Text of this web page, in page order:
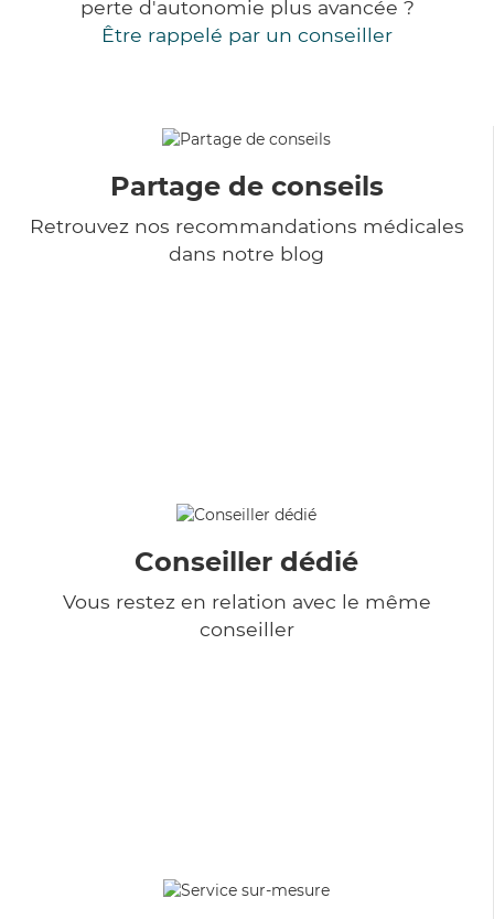
perte d'autonomie plus avancée ?
Être rappelé par un conseiller
Partage de conseils
Retrouvez nos recommandations médicales
dans notre blog
Conseiller dédié
Vous restez en relation avec le même
conseiller